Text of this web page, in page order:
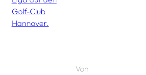
Golf-Club
Hannover.
Von